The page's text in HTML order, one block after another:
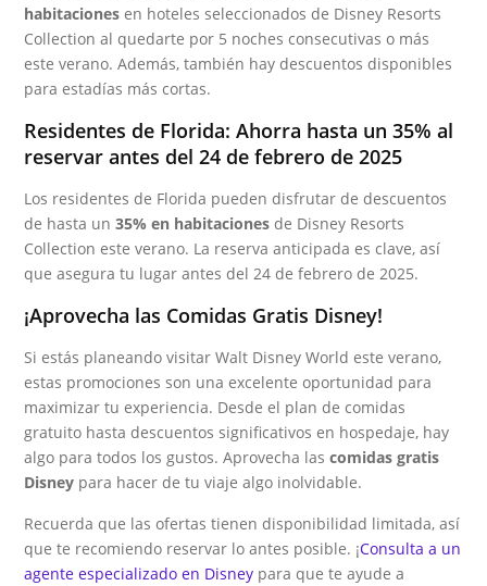
habitaciones en hoteles seleccionados de Disney Resorts
Collection al quedarte por 5 noches consecutivas o más
este verano. Además, también hay descuentos disponibles
para estadías más cortas.
Residentes de Florida: Ahorra hasta un 35% al
reservar antes del 24 de febrero de 2025
Los residentes de Florida pueden disfrutar de descuentos
de hasta un35% en habitaciones de Disney Resorts
Collection este verano. La reserva anticipada es clave, así
que asegura tu lugar antes del 24 de febrero de 2025.
¡Aprovecha las Comidas Gratis Disney!
Si estás planeando visitar Walt Disney World este verano,
estas promociones son una excelente oportunidad para
maximizar tu experiencia. Desde el plan de comidas
gratuito hasta descuentos significativos en hospedaje, hay
algo para todos los gustos. Aprovecha lascomidas gratis
Disney para hacer de tu viaje algo inolvidable.
Recuerda que las ofertas tienen disponibilidad limitada, así
que te recomiendo reservar lo antes posible. ¡Consulta a un
agente especializado en Disney para que te ayude a